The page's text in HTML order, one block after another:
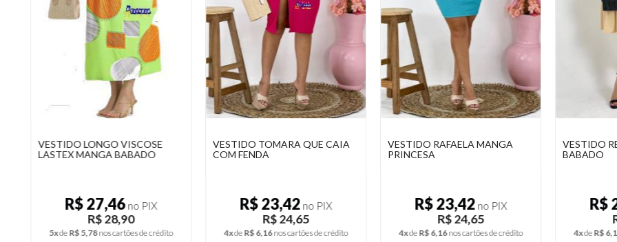
VESTIDO TOMARA QUE CAIA
COM FENDA
R$ 23,42no PIX
R$ 24,65
4xdeR$ 6,16 nos cartões de crédito
VESTIDO RAFAELA MANGA
PRINCESA
R$ 23,42 no PIX
R$ 24,65
4xdeR$ 6,16 nos cartões de crédito
VESTIDO REGATA COM
BABADO
R$ 23,42 no PIX
R$ 24,65
4xdeR$ 6,16 nos cartões de crédito
VESTIDO
COM FENDA
R$
4xdeR$